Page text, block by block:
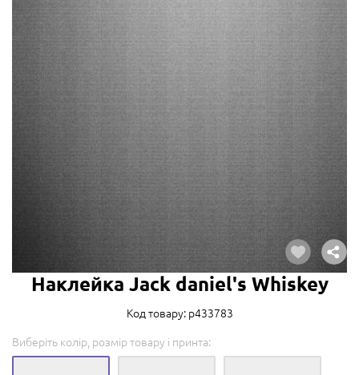
Наклейка Jack daniel's Whiskey
Код товару: p433783
Виберіть колір, розмір товару і принта: